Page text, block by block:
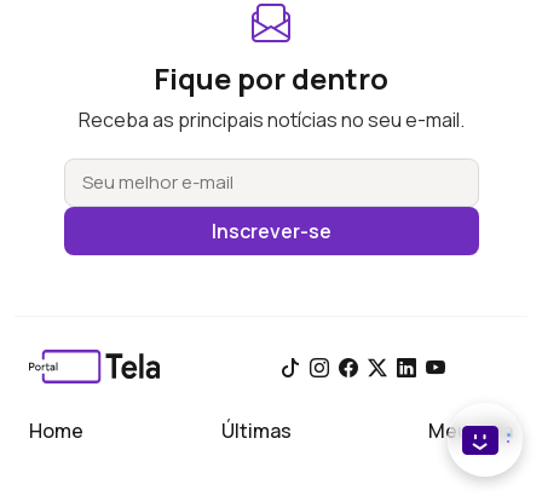
Fique por dentro
Receba as principais notícias no seu e-mail.
Inscrever-se
Home Últimas Meu Tela